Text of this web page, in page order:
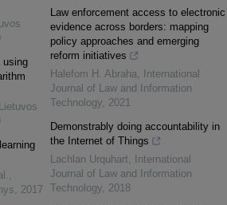
using
Lietuvos
,
, 2017
Law enforcement access to electronic
evidence across borders: mapping
policy approaches and emerging
reform initiatives
Halefom H. Abraha,
International
Journal of Law and Information
Technology, 2021
Demonstrably doing accountability in
the Internet of Things
Lachlan Urquhart,
International
Journal of Law and Information
Technology, 2018